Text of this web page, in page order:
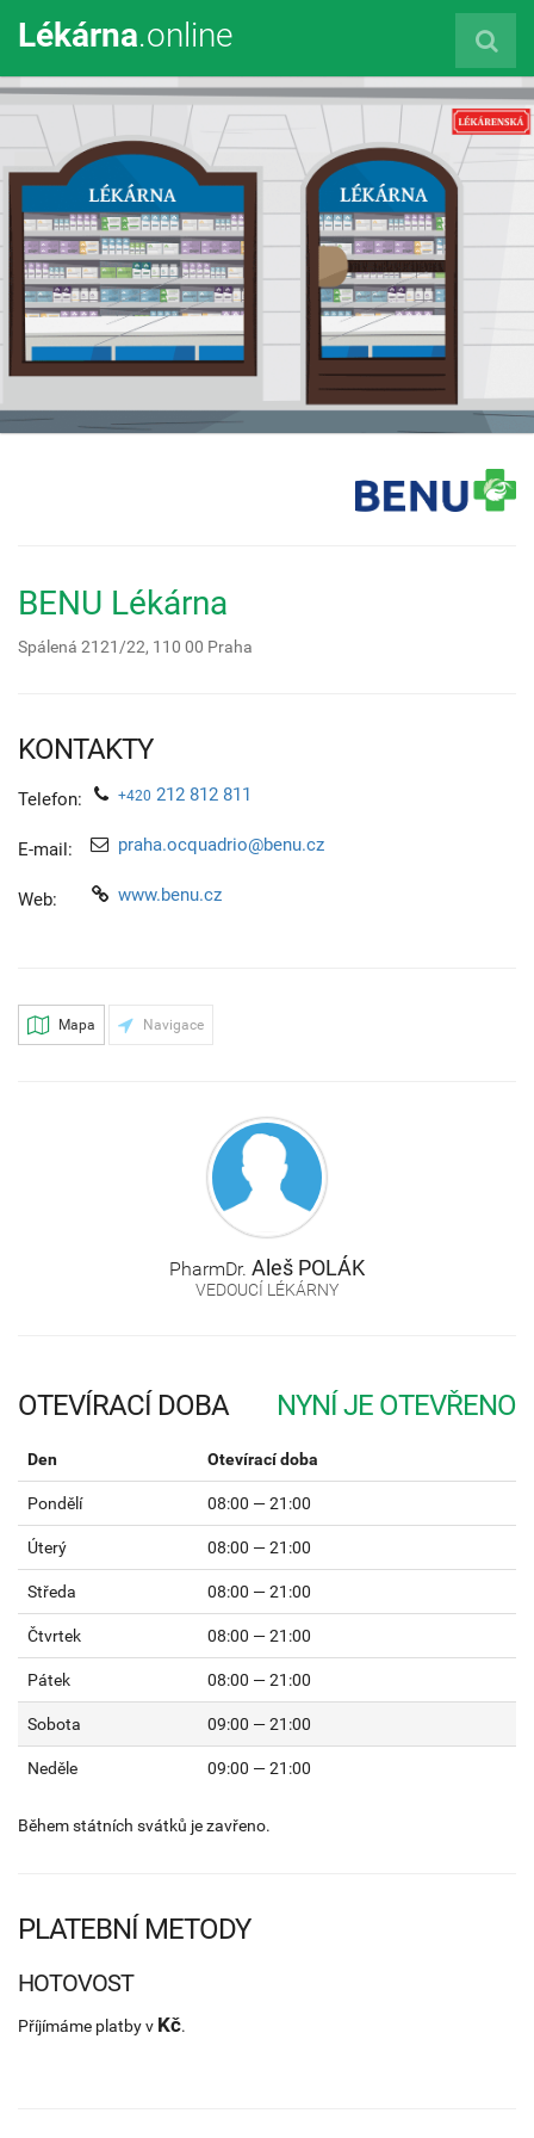
Lékárna.online
BENU Lékárna
Spálená 2121/22, 110 00 Praha
KONTAKTY
Telefon: +420 212 812 811
E-mail: praha.ocquadrio@benu.cz
Web: www.benu.cz
Mapa Navigace
PharmDr. Aleš POLÁK
VEDOUCÍ LÉKÁRNY
OTEVÍRACÍ DOBA
Den Otevírací doba
Pondělí 08:00 — 21:00
Úterý 08:00 — 21:00
Středa 08:00 — 21:00
Čtvrtek 08:00 — 21:00
Pátek 08:00 — 21:00
Sobota 09:00 — 21:00
Neděle 09:00 — 21:00
Během státních svátků je zavřeno.
PLATEBNÍ METODY
HOTOVOST
Příjímáme platby v Kč.